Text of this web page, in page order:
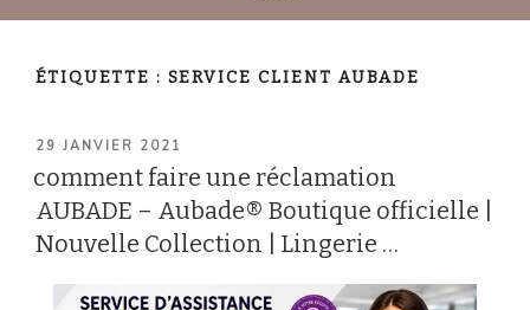
ÉTIQUETTE : SERVICE CLIENT AUBADE
PUBLIÉ
29 JANVIER 2021
comment faire une réclamation
AUBADE – Aubade® Boutique officielle |
Nouvelle Collection | Lingerie …